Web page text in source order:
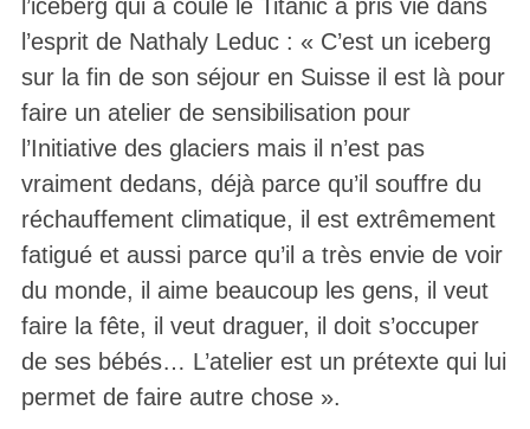
l’iceberg qui a coulé le Titanic a pris vie dans
l’esprit de Nathaly Leduc : « C’est un iceberg
sur la fin de son séjour en Suisse il est là pour
faire un atelier de sensibilisation pour
l’Initiative des glaciers mais il n’est pas
vraiment dedans, déjà parce qu’il souffre du
réchauffement climatique, il est extrêmement
fatigué et aussi parce qu’il a très envie de voir
du monde, il aime beaucoup les gens, il veut
faire la fête, il veut draguer, il doit s’occuper
de ses bébés… L’atelier est un prétexte qui lui
permet de faire autre chose ».